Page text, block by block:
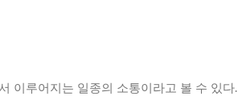
이루어지는 일종의 소통이라고 볼 수 있다.